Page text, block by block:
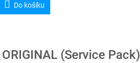
Do košíku
(Service Pack)